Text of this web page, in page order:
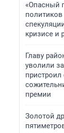
«Опасный
кризисе и
Главу
уволили
премии
Золотой